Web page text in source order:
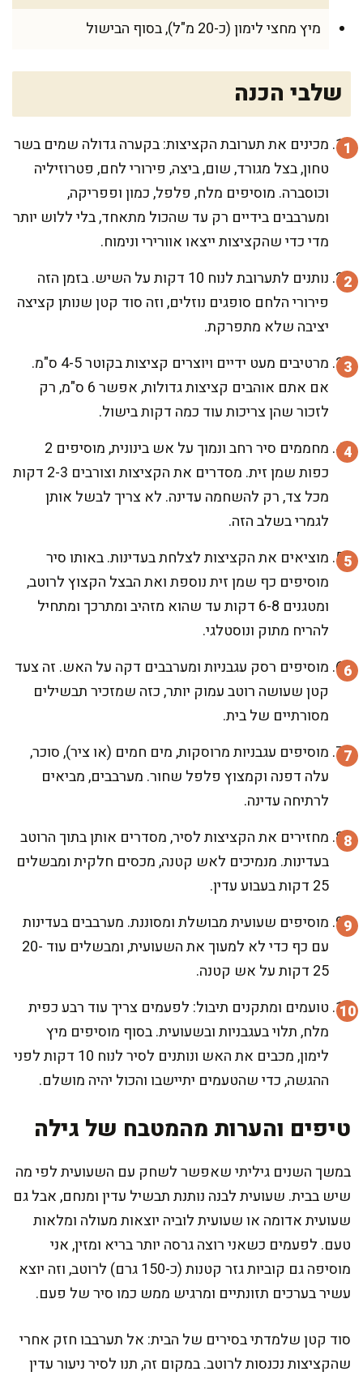
מיץ מחצי לימון (כ-20 מ"ל), בסוף הבישול
שלבי הכנה
מכינים את תערובת הקציצות: בקערה גדולה שמים בשר
טחון, בצל מגורד, שום, ביצה, פירורי לחם, פטרוזיליה
וכוסברה. מוסיפים מלח, פלפל, כמון ופפריקה,
ומערבבים בידיים רק עד שהכול מתאחד, בלי ללוש יותר
מדי כדי שהקציצות ייצאו אוורירי ונימוח.
נותנים לתערובת לנוח 10 דקות על השיש. בזמן הזה
פירורי הלחם סופגים נוזלים, וזה סוד קטן שנותן קציצה
יציבה שלא מתפרקת.
מרטיבים מעט ידיים ויוצרים קציצות בקוטר 4-5 ס"מ.
אם אתם אוהבים קציצות גדולות, אפשר 6 ס"מ, רק
לזכור שהן צריכות עוד כמה דקות בישול.
מחממים סיר רחב ונמוך על אש בינונית, מוסיפים 2
כפות שמן זית. מסדרים את הקציצות וצורבים 2-3 דקות
מכל צד, רק להשחמה עדינה. לא צריך לבשל אותן
לגמרי בשלב הזה.
מוציאים את הקציצות לצלחת בעדינות. באותו סיר
מוסיפים כף שמן זית נוספת ואת הבצל הקצוץ לרוטב,
ומטגנים 6-8 דקות עד שהוא מזהיב ומתרכך ומתחיל
להריח מתוק ונוסטלגי.
מוסיפים רסק עגבניות ומערבבים דקה על האש. זה צעד
קטן שעושה רוטב עמוק יותר, כזה שמזכיר תבשילים
מסורתיים של בית.
מוסיפים עגבניות מרוסקות, מים חמים (או ציר), סוכר,
עלה דפנה וקמצוץ פלפל שחור. מערבבים, מביאים
לרתיחה עדינה.
מחזירים את הקציצות לסיר, מסדרים אותן בתוך הרוטב
בעדינות. מנמיכים לאש קטנה, מכסים חלקית ומבשלים
25 דקות בעבוע עדין.
מוסיפים שעועית מבושלת ומסוננת. מערבבים בעדינות
עם כף כדי לא למעוך את השעועית, ומבשלים עוד 20-
25 דקות על אש קטנה.
טועמים ומתקנים תיבול: לפעמים צריך עוד רבע כפית
מלח, תלוי בעגבניות ובשעועית. בסוף מוסיפים מיץ
לימון, מכבים את האש ונותנים לסיר לנוח 10 דקות לפני
ההגשה, כדי שהטעמים יתיישבו והכול יהיה מושלם.
טיפים והערות מהמטבח של גילה
במשך השנים גיליתי שאפשר לשחק עם השעועית לפי מה
שיש בבית. שעועית לבנה נותנת תבשיל עדין ומנחם, אבל גם
שעועית אדומה או שעועית לוביה יוצאות מעולה ומלאות
טעם. לפעמים כשאני רוצה גרסה יותר בריא ומזין, אני
מוסיפה גם קוביות גזר קטנות (כ-150 גרם) לרוטב, וזה יוצא
עשיר בערכים תזונתיים ומרגיש ממש כמו סיר של פעם.
סוד קטן שלמדתי בסירים של הבית: אל תערבבו חזק אחרי
שהקציצות נכנסות לרוטב. במקום זה, תנו לסיר ניעור עדין